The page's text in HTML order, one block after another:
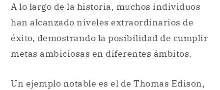
A lo largo de la historia, muchos individuos
han alcanzado niveles extraordinarios de
éxito, demostrando la posibilidad de cumplir
metas ambiciosas en diferentes ámbitos.
Un ejemplo notable es el de Thomas Edison,